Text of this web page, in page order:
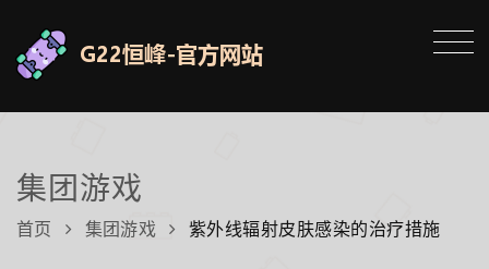
集团游戏
首页 集团游戏 紫外线辐射皮肤感染的治疗措施